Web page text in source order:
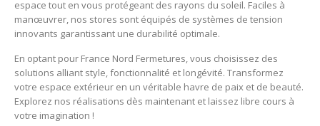
espace tout en vous protégeant des rayons du soleil. Faciles à
manœuvrer, nos stores sont équipés de systèmes de tension
innovants garantissant une durabilité optimale.
En optant pour France Nord Fermetures, vous choisissez des
solutions alliant style, fonctionnalité et longévité. Transformez
votre espace extérieur en un véritable havre de paix et de beauté.
Explorez nos réalisations dès maintenant et laissez libre cours à
votre imagination !